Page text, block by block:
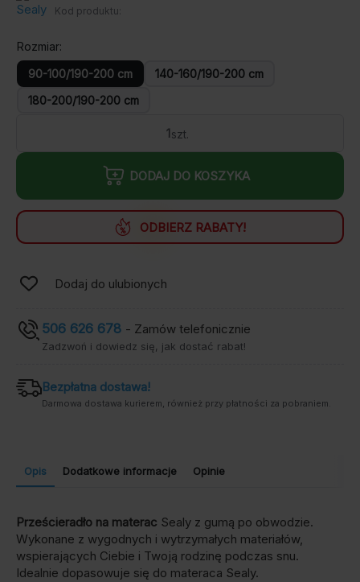
Kod produktu:
Rozmiar
90-100/190-200 cm
140-160/190-200 cm
180-200/190-200 cm
ilość
Prześcieradło
na
DODAJ DO KOSZYKA
ODBIERZ RABATY!
Dodaj do ulubionych
506 626 678 - Zamów telefonicznie
Zadzwoń i dowiedz się, jak dostać rabat!
Bezpłatna dostawa!
Darmowa dostawa kurierem, również przy płatności za pobraniem.
Opis Dodatkowe informacje Opinie
Prześcieradło na materac Sealy z gumą po obwodzie.
Wykonane z wygodnych i wytrzymałych materiałów,
wspierających Ciebie i Twoją rodzinę podczas snu.
Idealnie dopasowuje się do materaca Sealy.